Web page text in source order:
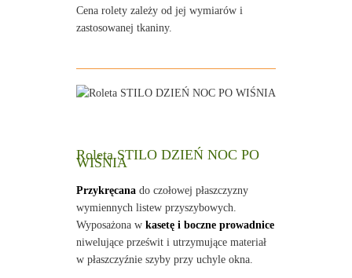
Cena rolety zależy od jej wymiarów i
zastosowanej tkaniny.
Roleta STILO DZIEŃ NOC PO
WIŚNIA
Przykręcanado czołowej płaszczyzny
wymiennych listew przyszybowych.
Wyposażona w kasetę i boczne prowadnice
niwelujące prześwit i utrzymujące materiał
w płaszczyźnie szyby przy uchyle okna.